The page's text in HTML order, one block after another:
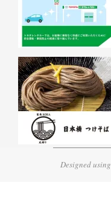
Designed using